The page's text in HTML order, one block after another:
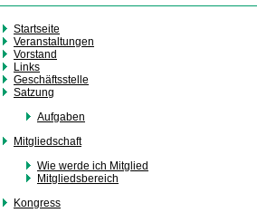
Startseite
Veranstaltungen
Vorstand
Links
Geschäftsstelle
Satzung
Aufgaben
Mitgliedschaft
Wie werde ich Mitglied
Mitgliedsbereich
Kongress